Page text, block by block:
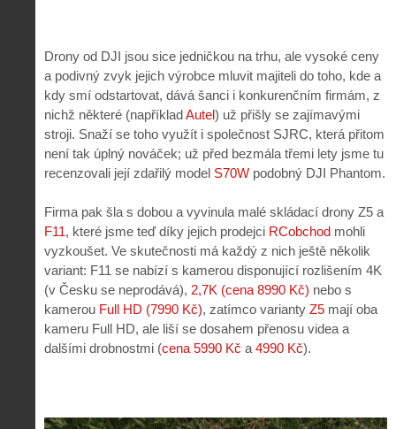
Drony od DJI jsou sice jedničkou na trhu, ale vysoké ceny
a podivný zvyk jejich výrobce mluvit majiteli do toho, kde a
kdy smí odstartovat, dává šanci i konkurenčním firmám, z
nichž některé (napříkladAutel) už přišly se zajímavými
stroji. Snaží se toho využít i společnost SJRC, která přitom
není tak úplný nováček; už před bezmála třemi lety jsme tu
recenzovali její zdařilý model S70W podobný DJI Phantom.
Firma pak šla s dobou a vyvinula malé skládací drony Z5 a
F11, které jsme teď díky jejich prodejci RCobchod mohli
vyzkoušet. Ve skutečnosti má každý z nich ještě několik
variant: F11 se nabízí s kamerou disponující rozlišením 4K
(v Česku se neprodává), 2,7K (cena 8990 Kč) nebo s
kamerou Full HD (7990 Kč), zatímco varianty Z5 mají oba
kameru Full HD, ale liší se dosahem přenosu videa a
dalšími drobnostmi (cena 5990 Kč a4990 Kč).